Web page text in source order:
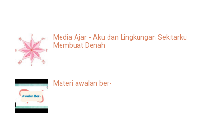
Media Ajar - Aku dan Lingkungan Sekitarku
Membuat Denah
Materi awalan ber-